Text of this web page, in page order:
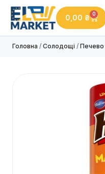
0,00 ₴ 0
Головна / Солодощі / Печево